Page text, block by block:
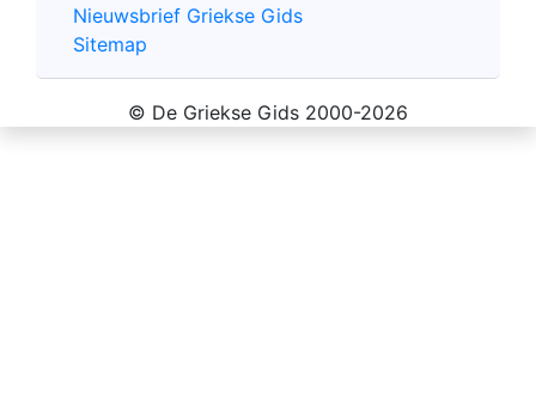
Nieuwsbrief Griekse Gids
Sitemap
© De Griekse Gids 2000-2026